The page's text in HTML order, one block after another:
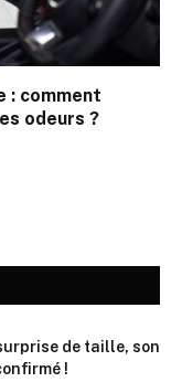
: comment
odeurs ?
de taille, son
!